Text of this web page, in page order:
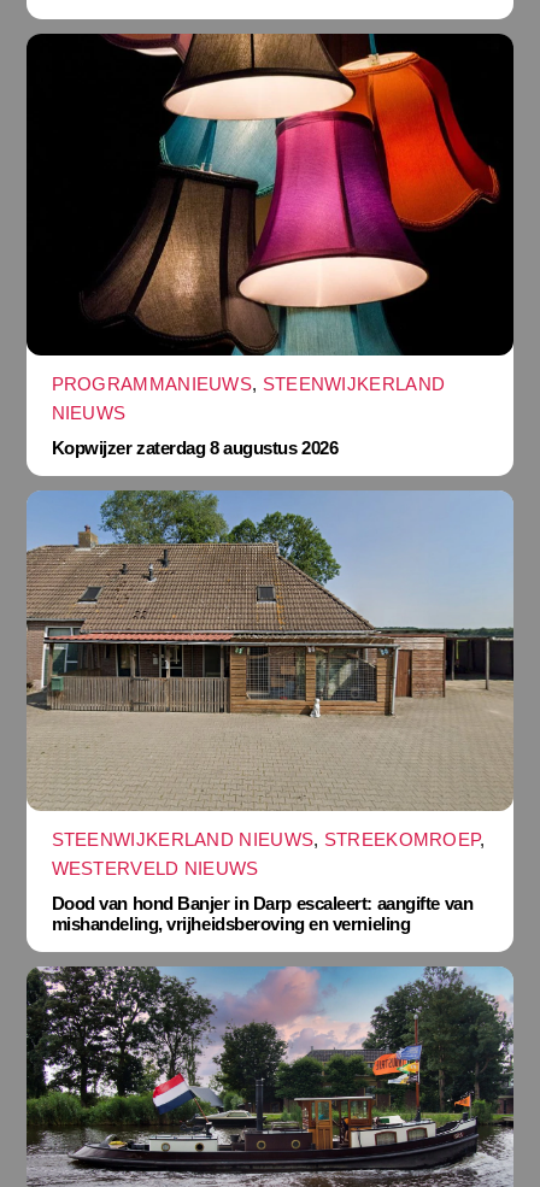
PROGRAMMANIEUWS, STEENWIJKERLAND
NIEUWS
Kopwijzer zaterdag 8 augustus 2026
STEENWIJKERLAND NIEUWS, STREEKOMROEP,
WESTERVELD NIEUWS
Dood van hond Banjer in Darp escaleert: aangifte van
mishandeling, vrijheidsberoving en vernieling